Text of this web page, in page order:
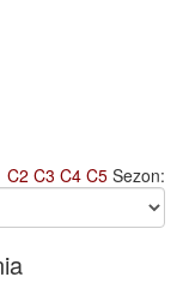
C2 C3 C4 C5 Sezon: